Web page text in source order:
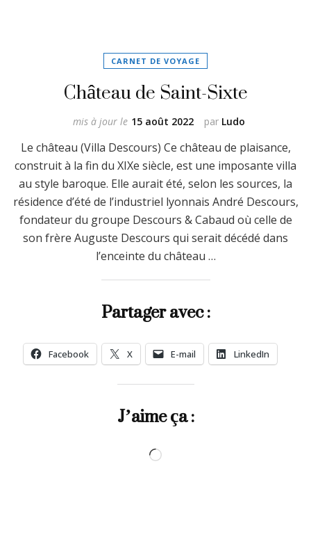
CARNET DE VOYAGE
Château de Saint-Sixte
par Ludo
mis à jour le 15 août 2022
Le château (Villa Descours) Ce château de plaisance,
construit à la fin du XIXe siècle, est une imposante villa
au style baroque. Elle aurait été, selon les sources, la
résidence d’été de l’industriel lyonnais André Descours,
fondateur du groupe Descours & Cabaud où celle de
son frère Auguste Descours qui serait décédé dans
l’enceinte du château …
Partager avec :
Facebook X E-mail LinkedIn
J’aime ça :
Chargement…